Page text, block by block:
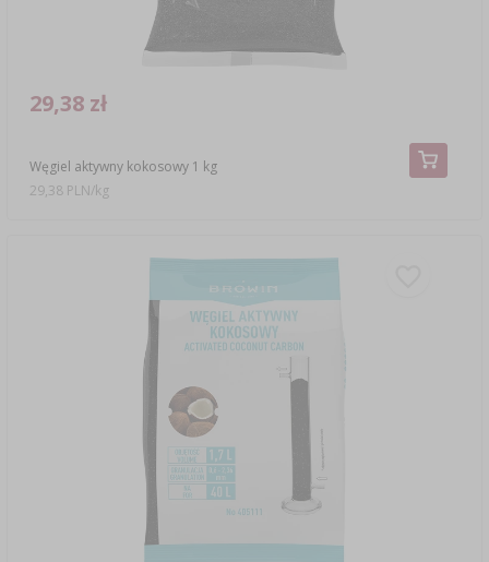
Węgiel aktywny kokosowy 1 kg
29,38 zł
29,38 PLN/kg